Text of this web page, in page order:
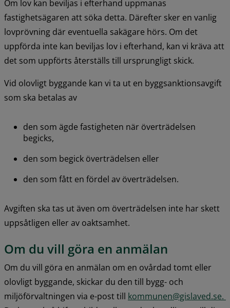
Om lov kan beviljas i efterhand uppmanas
fastighetsägaren att söka detta. Därefter sker en vanlig
lovprövning där eventuella sakägare hörs. Om det
uppförda inte kan beviljas lov i efterhand, kan vi kräva att
det som uppförts återställs till ursprungligt skick.
Vid olovligt byggande kan vi ta ut en byggsanktionsavgift
som ska betalas av
den som ägde fastigheten när överträdelsen
begicks,
den som begick överträdelsen eller
den som fått en fördel av överträdelsen.
Avgiften ska tas ut även om överträdelsen inte har skett
uppsåtligen eller av oaktsamhet.
Om du vill göra en anmälan
Om du vill göra en anmälan om en ovårdad tomt eller
olovligt byggande, skickar du den till bygg- och
miljöförvaltningen via e-post till